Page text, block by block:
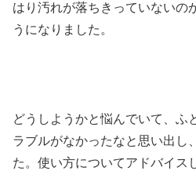
はり汚れが落ちきっていないの
うになりました。
どうしようかと悩んでいて、ふ
ラブルがなかったなと思い出し
た。使い方についてアドバイス